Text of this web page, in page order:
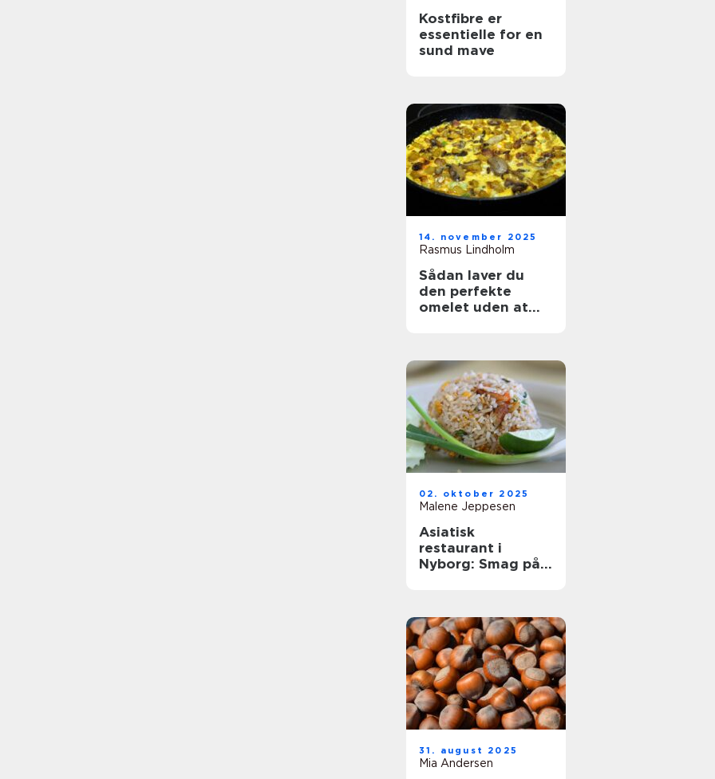
Kostfibre er
essentielle for en
sund mave
14. november 2025
Rasmus Lindholm
Sådan laver du
den perfekte
omelet uden at
02. oktober 2025
Malene Jeppesen
Asiatisk
restaurant i
Nyborg: Smag på
31. august 2025
Mia Andersen